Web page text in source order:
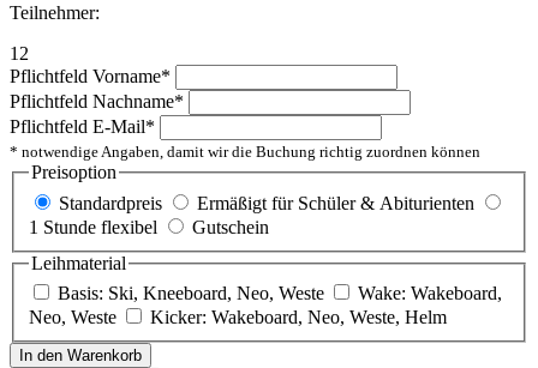
Teilnehmer:
12
Pflichtfeld Vorname*
Pflichtfeld Nachname*
Pflichtfeld E-Mail*
* notwendige Angaben, damit wir die Buchung richtig zuordnen können
Preisoption
Standardpreis
Ermäßigt für Schüler & Abiturienten
1 Stunde flexibel
Gutschein
Leihmaterial
Basis: Ski, Kneeboard, Neo, Weste
Wake: Wakeboard,
Neo, Weste
Kicker: Wakeboard, Neo, Weste, Helm